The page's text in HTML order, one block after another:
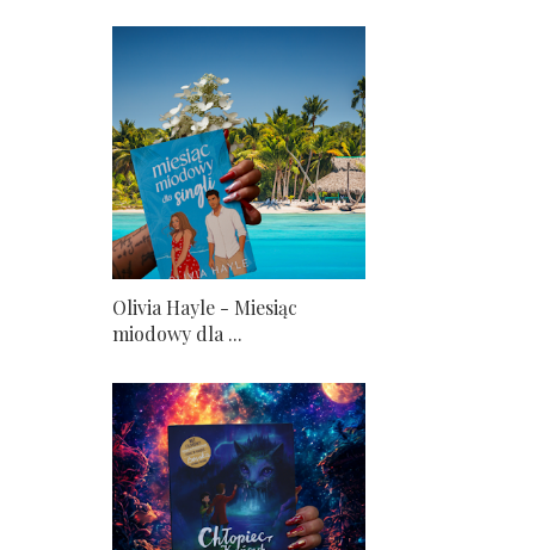
Olivia Hayle - Miesiąc
miodowy dla ...